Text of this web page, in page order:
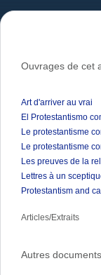
Ouvrages de cet
Art d'arriver au vrai
El Protestantismo
Le protestantisme
Le protestantisme
Les preuves de la
Lettres à un
Protestantism and
Articles/Extraits
Autres